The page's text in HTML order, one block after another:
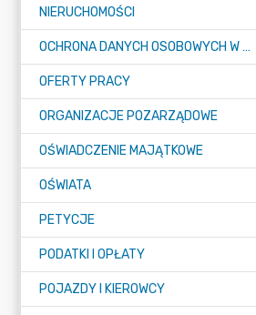
NIERUCHOMOŚCI
OCHRONA DANYCH OSOBOWYCH W URZĘDZIE MIASTA ŻORY - RODO
OFERTY PRACY
ORGANIZACJE POZARZĄDOWE
OŚWIADCZENIE MAJĄTKOWE
OŚWIATA
PETYCJE
PODATKI I OPŁATY
POJAZDY I KIEROWCY